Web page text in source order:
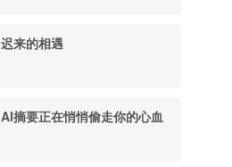
迟来的相遇
AI摘要正在悄悄偷走你的心血